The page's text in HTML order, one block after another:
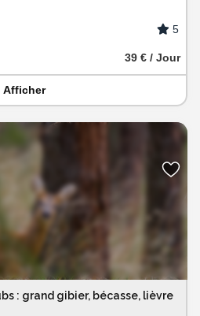
5
39 € / Jour
Afficher
: grand gibier, bécasse, lièvre